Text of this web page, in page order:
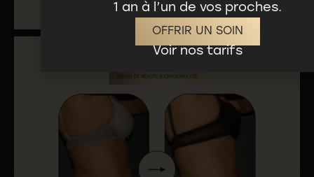
1 an à l’un de vos proches.
OFFRIR UN SOIN
Voir nos tarifs